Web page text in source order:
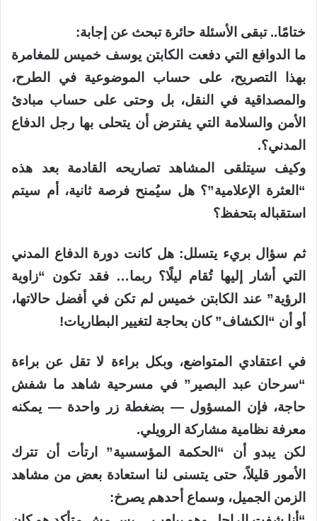
ختامًا.. تبقى الأسئلة حائرة تبحث عن إجابة:
ما الدوافع التي دفعت الكابتن يوسف خميس للمغامرة
بهذا التصريح، على حساب الموضوعية في الطرح،
والمصداقية في النقل، بل وحتى على حساب مبادئ
الأمن والسلامة التي يفترض أن يتحلى بها رجل الدفاع
المدني؟.
وكيف سيتلقى المشاهد تصاريحه القادمة بعد هذه
“العثرة الإعلامية”؟ هل سيُمنح فرصة ثانية، أم سيتم
استقباله بتحفظ؟
ثم سؤال بريء يتسلل: هل كانت دورة الدفاع المدني
التي أشار إليها تُقام ليلًا؟ ربما… فقد تكون “زاوية
الرؤية” عند الكابتن خميس لم تكن في أفضل حالاتها،
أو أن “الكشاف” كان بحاجة لتغيير البطاريات!
في اعتقادي المتواضع، وبكل براءة لا تقل عن براءة
“سرحان عبد البصير” في مسرحية شاهد ما شفش
حاجة، فإن المسؤول — بضغطة زر واحدة — يمكنه
معرفة نظامية مشاركة الرويلي.
لكن يبدو أن “الحكمة المؤسسية” ارتأت أن تترك
الأمور قليلاً، حتى يتسنى لنا استعادة بعض من مشاهد
الزمن الجميل، وسماع أحدهم يصرخ: